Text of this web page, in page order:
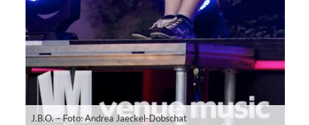
J.B.O. – Foto: Andrea Jaeckel-Dobschat